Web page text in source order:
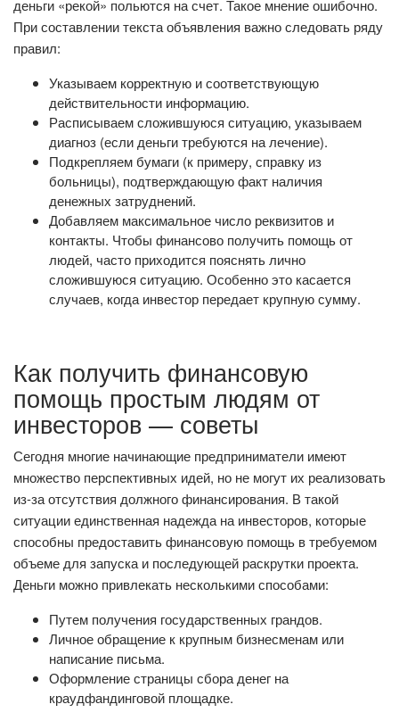
деньги «рекой» польются на счет. Такое мнение ошибочно.
При составлении текста объявления важно следовать ряду
правил:
Указываем корректную и соответствующую
действительности информацию.
Расписываем сложившуюся ситуацию, указываем
диагноз (если деньги требуются на лечение).
Подкрепляем бумаги (к примеру, справку из
больницы), подтверждающую факт наличия
денежных затруднений.
Добавляем максимальное число реквизитов и
контакты. Чтобы финансово получить помощь от
людей, часто приходится пояснять лично
сложившуюся ситуацию. Особенно это касается
случаев, когда инвестор передает крупную сумму.
Как получить финансовую
помощь простым людям от
инвесторов — советы
Сегодня многие начинающие предприниматели имеют
множество перспективных идей, но не могут их реализовать
из-за отсутствия должного финансирования. В такой
ситуации единственная надежда на инвесторов, которые
способны предоставить финансовую помощь в требуемом
объеме для запуска и последующей раскрутки проекта.
Деньги можно привлекать несколькими способами:
Путем получения государственных грандов.
Личное обращение к крупным бизнесменам или
написание письма.
Оформление страницы сбора денег на
краудфандинговой площадке.